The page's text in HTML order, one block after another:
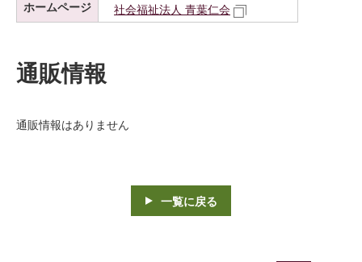
ホームページ
社会福祉法人 青葉仁会
通販情報
通販情報はありません
一覧に戻る